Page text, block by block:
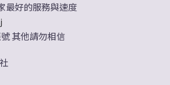
最好的服務與速度
其他請勿相信